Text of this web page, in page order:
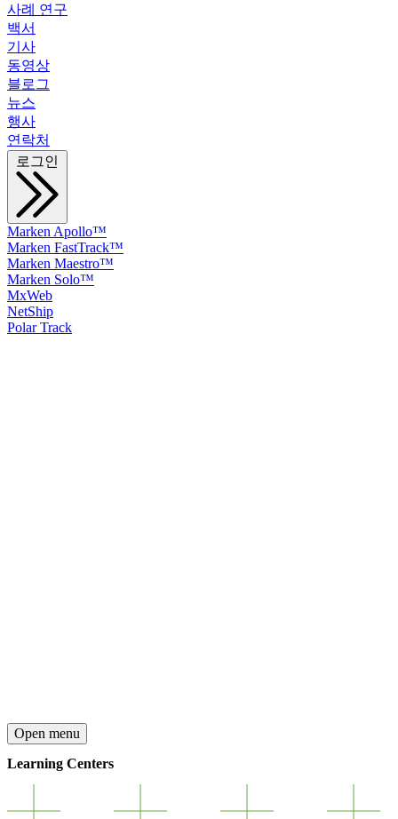
사례 연구
백서
기사
동영상
블로그
뉴스
행사
연락처
로그인
Marken Apollo™
Marken FastTrack™
Marken Maestro™
Marken Solo™
MxWeb
NetShip
Polar Track
Open menu
Learning Centers